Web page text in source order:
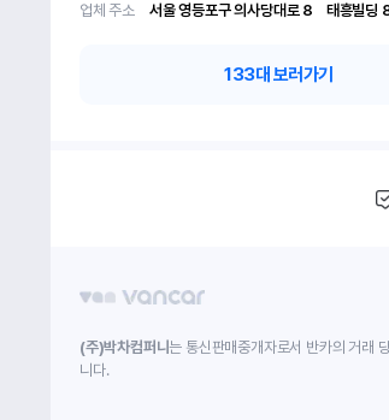
업체 주소
서울 영등포구 의사당대로 8	 태
133대 보러가기
(주)박차컴퍼니는 통신판매중개자로서 반카의 거래
니다.